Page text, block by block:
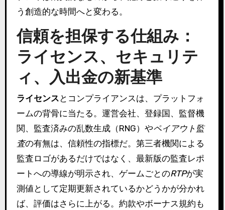
う創造的な時間へと変わる。
信頼を担保する仕組み：
ライセンス、セキュリテ
ィ、入出金の新基準
ライセンス とコンプライアンスは、プラットフォ
ームの背骨に当たる。運営会社、登録国、監督機
関、監査済みの乱数生成（RNG）やペイアウト監
査の有無は、信頼性の指標だ。第三者機関による
監査ロゴがあるだけではなく、最新版の監査レポ
ートへの導線が明示され、ゲームごとのRTPが実
測値として定期更新されているかどうかが分かれ
ば、評価はさらに上がる。約款やボーナス規約も